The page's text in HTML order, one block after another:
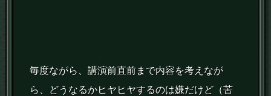
毎度ながら、講演前直前まで内容を考えなが
ら、どうなるかヒヤヒヤするのは嫌だけど（苦